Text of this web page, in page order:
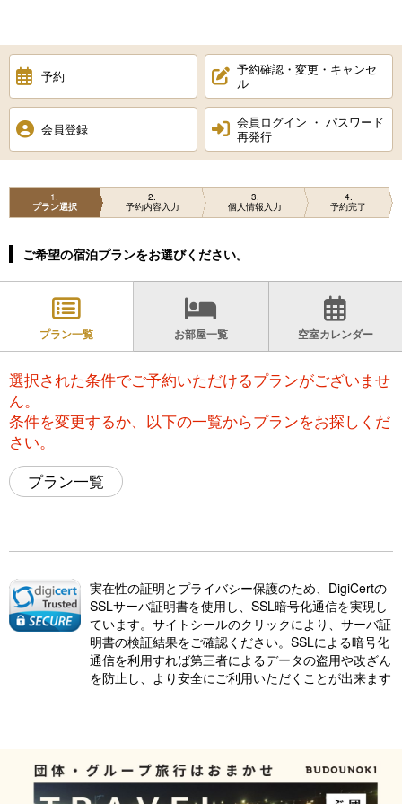
予約
予約確認・変更・キャンセ
ル
会員登録
会員ログイン ・ パスワード
再発行
1
プラン選択
2
予約内容入力
3
個人情報入力
4
予約完了
ご希望の宿泊プランをお選びください。
プラン一覧 お部屋一覧 空室カレンダー
選択された条件でご予約いただけるプランがございませ
ん。
条件を変更するか、以下の一覧からプランをお探しくだ
さい。
プラン一覧
実在性の証明とプライバシー保護のため、DigiCertの
SSLサーバ証明書を使用し、SSL暗号化通信を実現し
ています。サイトシールのクリックにより、サーバ証
明書の検証結果をご確認ください。SSLによる暗号化
通信を利用すれば第三者によるデータの盗用や改ざん
を防止し、より安全にご利用いただくことが出来ます